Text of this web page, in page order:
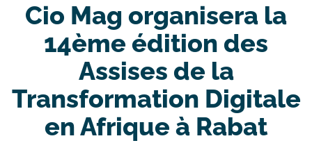
Cio Mag organisera la
14ème édition des
Assises de la
Transformation Digitale
en Afrique à Rabat